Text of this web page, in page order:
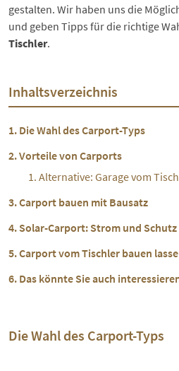
gestalten. Wir haben uns die
und geben Tipps für die richtige
Tischler.
Inhaltsverzeichnis
Die Wahl des Carport-Typs
Vorteile von Carports
Alternative: Garage vom
Carport bauen mit Bausatz
Solar-Carport: Strom und
Carport vom Tischler bauen
Das könnte Sie auch
Die Wahl des Carport-Typs